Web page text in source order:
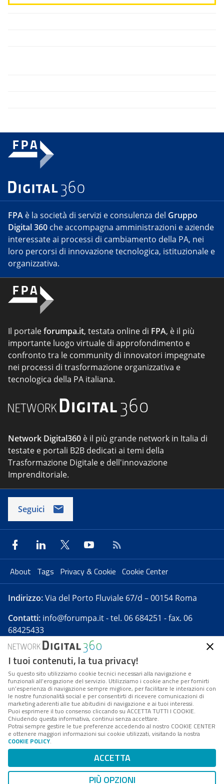
FPA è la società di servizi e consulenza del Gruppo
Digital 360 che accompagna amministrazioni e aziende
interessate ai processi di cambiamento della PA, nei
loro percorsi di innovazione tecnologica, istituzionale e
organizzativa.
Il portaleforumpa.it, testata online di FPA, è il più
importante luogo virtuale di approfondimento e
confronto tra le community di innovatori impegnate
nei processi di trasformazione organizzativa e
tecnologica della PA italiana.
Network Digital360 è il più grande network in Italia di
testate e portali B2B dedicati ai temi della
Trasformazione Digitale e dell'innovazione
Imprenditoriale.
Seguici
About Tags Privacy & Cookie Cookie Center
Indirizzo:Via del Porto Fluviale 67/d – 00154 Roma
Contatti: info@forumpa.it- tel. 06 684251 - fax. 06
68425433
Forumpa.itè una pubblicazione telematica iscritta
presso Registro della stampa del Tribunale di Roma -
Reg. n. 182 del 2 maggio 2008 - Direttore resp. Michela
Stentella
FPA s.r.l. è società soggetta a Direzione e
Coordinamento da parte di Digital360 S.p.A. - FPA s.r.l.
è un'azienda certificata per il sistema di management
Codice Fiscale/Partita IVA n. 10693191008 - R.E.A. Roma
n. 1249791. ISP AWS
Mappa del sito
I tuoi contenuti, la tua privacy!
Su questo sito utilizziamo cookie tecnici necessari alla navigazione e
funzionali all’erogazione del servizio. Utilizziamo i cookie anche per fornirti
un’esperienza di navigazione sempre migliore, per facilitare le interazioni con
le nostre funzionalità social e per consentirti di ricevere comunicazioni di
marketing aderenti alle tue abitudini di navigazione e ai tuoi interessi.
Puoi esprimere il tuo consenso cliccando su ACCETTA TUTTI I COOKIE.
Chiudendo questa informativa, continui senza accettare.
Potrai sempre gestire le tue preferenze accedendo al nostro COOKIE CENTER
e ottenere maggiori informazioni sui cookie utilizzati, visitando la nostra
COOKIE POLICY.
ACCETTA
PIÙ OPZIONI